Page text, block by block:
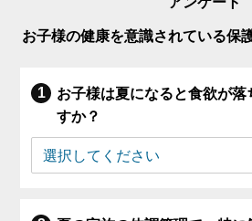
お子様の健康を意識されている保
お子様は夏になると食欲が落
すか？